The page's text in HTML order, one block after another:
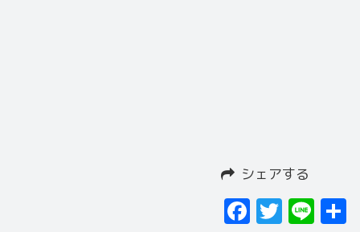
シェアする
Facebook
Twitter
Line